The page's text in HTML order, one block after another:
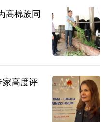
高棉族同
家高度评